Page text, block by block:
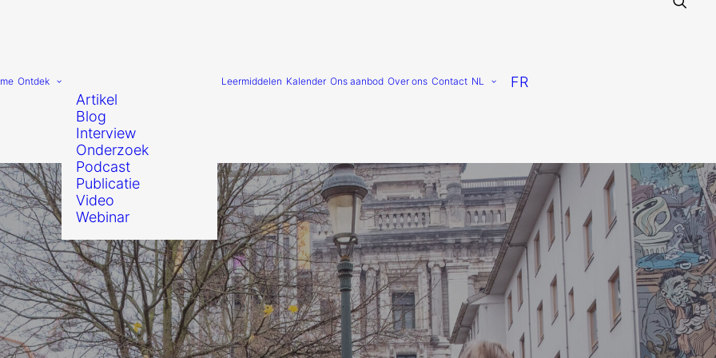
Ontdek
Artikel
Blog
Interview
Onderzoek
Podcast
Publicatie
Video
Webinar
Leermiddelen Kalender Ons aanbod Over ons Contact NL FR